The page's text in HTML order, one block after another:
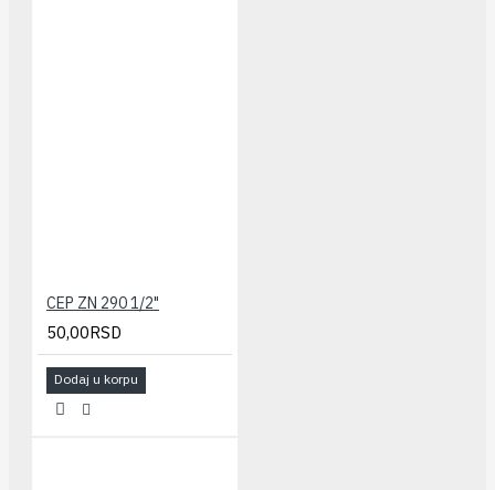
CEP ZN 290 1/2"
50,00RSD
Dodaj u korpu